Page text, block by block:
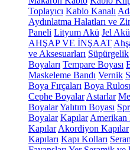
Toplayıcı Kablo Kanalı
Aydınlatma Halatları ve
Paneli Lityum Akü Jel Akü
AHŞAP VE İNŞAAT
ve Aksesuarları Süpürgelik
Boyaları Tempare Boyası
Maskeleme Bandı Vernik
Boya Fırçaları Boya
Cephe Boyalar Astarlar
BoyalarYalıtım Boyası
Boyalar Kapılar Amerikan
Kapılar Akordiyon Kapılar
Kapıları Kapı Kolları